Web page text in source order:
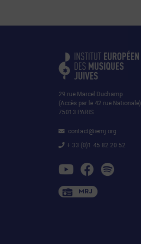
29 rue Marcel Duchamp
(Accès par le 42 rue Nationale)
75013 PARIS
contact@iemj.org
+ 33 (0)1 45 82 20 52
MRJ